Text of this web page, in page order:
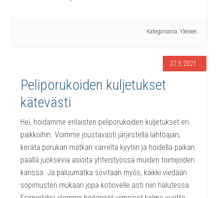
Kategoriassa: Yleinen
27.5.2021
Peli­po­ru­koi­den kul­je­tuk­set
kätevästi
Hei, hoi­dam­me eri­lais­ten peli­po­ru­koi­den kul­je­tuk­set eri
paik­koi­hin. Voim­me jous­ta­vas­ti jär­jes­tel­lä läh­tö­ajan,
kerä­tä poru­kan mat­kan var­rel­ta kyy­tiin ja hoi­del­la pai­kan
pääl­lä juok­se­via asioi­ta yhteis­työs­sä mui­den toi­mi­joi­den
kans­sa. Ja paluu­mat­ka sovi­taan myös, kaik­ki vie­dään
sopi­mus­ten mukaan jopa kotio­vel­le asti niin halu­tes­sa.